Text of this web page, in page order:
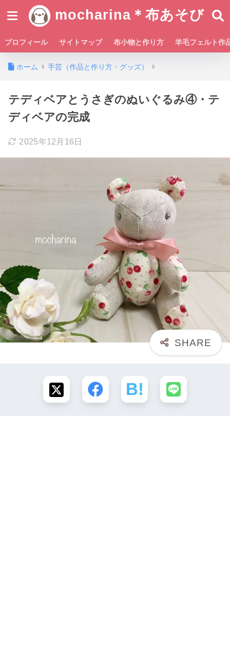
mocharina＊布あそび
プロフィール サイトマップ 布小物と作り方 羊毛フェルト作
ホーム 手芸（作品と作り方・グッズ）
テディベアとうさぎのぬいぐるみ④・テ
ディベアの完成
2025年12月16日